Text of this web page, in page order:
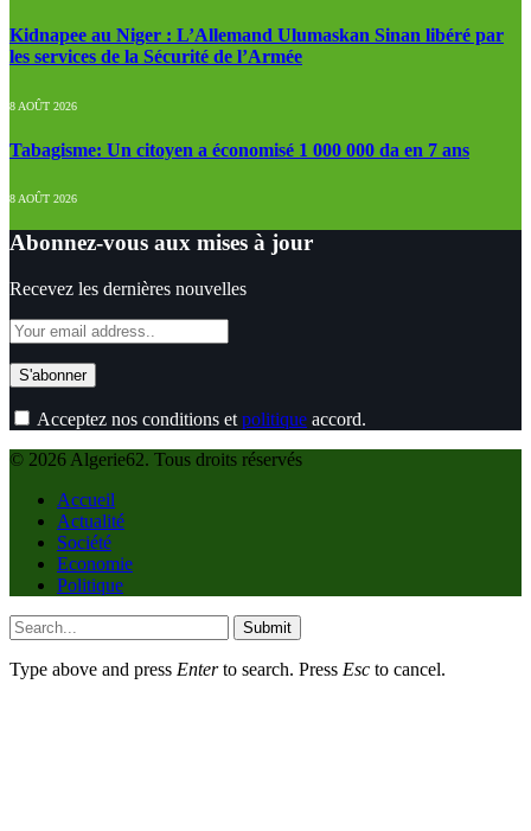
Kidnapee au Niger : L’Allemand Ulumaskan Sinan libéré par
les services de la Sécurité de l’Armée
8 AOÛT 2026
Tabagisme: Un citoyen a économisé 1 000 000 da en 7 ans
8 AOÛT 2026
Abonnez-vous aux mises à jour
Recevez les dernières nouvelles
Acceptez nos conditions et politique accord.
© 2026 Algerie62. Tous droits réservés
Accueil
Actualité
Société
Economie
Politique
Submit
Type above and press Enterto search. Press Esc to cancel.